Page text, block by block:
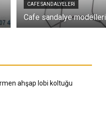
CAFE SANDALYELERI
Cafe sandalye modelleri
ahşap lobi koltuğu